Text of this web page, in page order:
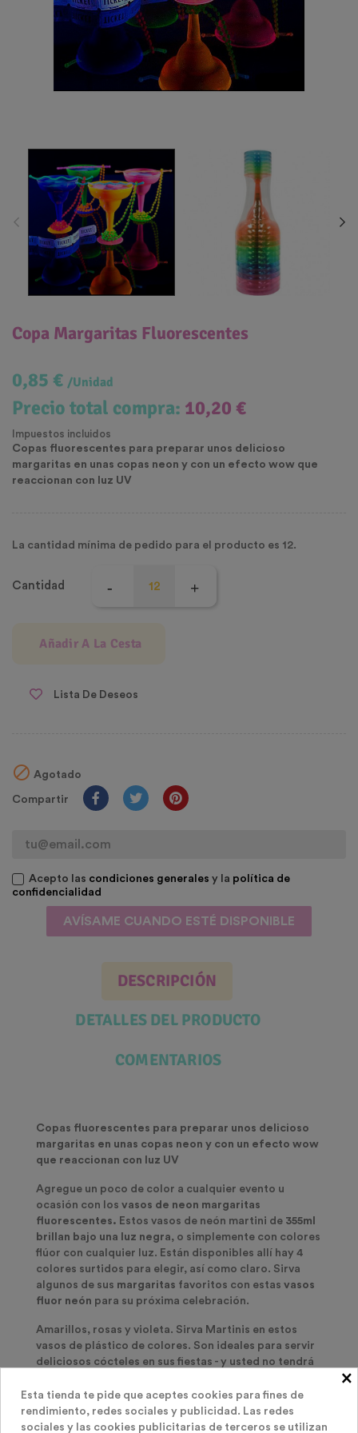
Copa Margaritas Fluorescentes
0,85 € /Unidad
Precio total compra: 10,20 €
Impuestos incluidos
Copas fluorescentes para preparar unos delicioso
margaritas en unas copas neon y con un efecto wow que
reaccionan con luz UV
La cantidad mínima de pedido para el producto es 12.
Cantidad
Añadir A La Cesta
Lista De Deseos
 Agotado
Compartir
Acepto las condiciones generales y la política de
confidencialidad
AVÍSAME CUANDO ESTÉ DISPONIBLE
DESCRIPCIÓN
DETALLES DEL PRODUCTO
COMENTARIOS
Copas fluorescentes para preparar unos delicioso
margaritas en unas copas neon y con un efecto wow
que reaccionan con luz UV
Agregue un poco de color a cualquier evento u
ocasión con los vasos de neon margaritas
fluorescentes. Estos vasos de neón martini de 355ml
brillan bajo una luz negra, o simplemente con colores
flúor con cualquier luz. Están disponibles allí hay 4
colores surtidos para elegir, así como claro. Sirva
algunos de sus margaritas favoritos con estas vasos
fluor neón para su próxima celebración.
Amarillos, rosas y violeta. Sirva Martinis en estos
vasos de plástico de colores. Son ideales para servir
deliciosos cócteles en sus fiestas - y usted no tendrá
vajilla buena!
En cuatro vibrantes colores, estas preciosas copas
×
Esta tienda te pide que aceptes cookies para fines de
rendimiento, redes sociales y publicidad. Las redes
sociales y las cookies publicitarias de terceros se utilizan